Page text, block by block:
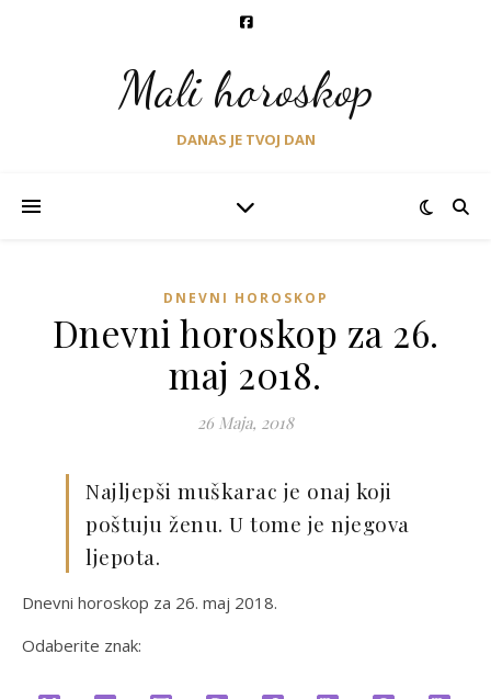
Mali horoskop
DANAS JE TVOJ DAN
DNEVNI HOROSKOP
Dnevni horoskop za 26.
maj 2018.
26 Maja, 2018
Najljepši muškarac je onaj koji
poštuju ženu. U tome je njegova
ljepota.
Dnevni horoskop za 26. maj 2018.
Odaberite znak: